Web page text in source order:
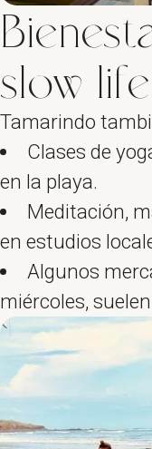
slow life
Tamarindo
Clases de
en la playa.
Meditación,
en estudios
Algunos
miércoles,